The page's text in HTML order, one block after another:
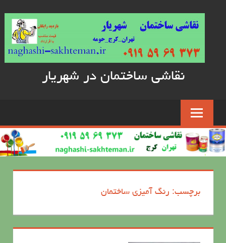
نقاشی ساختمان در شهریار
برچسب: رنگ آمیزی ساختمان